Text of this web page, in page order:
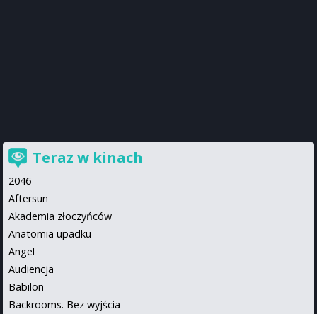
Teraz w kinach
2046
Aftersun
Akademia złoczyńców
Anatomia upadku
Angel
Audiencja
Babilon
Backrooms. Bez wyjścia